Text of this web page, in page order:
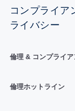
コンプライ
ライバシー
倫理 & コンプライア
倫理ホットライン